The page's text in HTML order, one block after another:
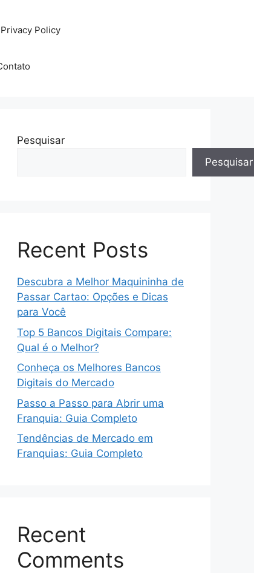
Privacy Policy
Pesquisar
Pesquisar
Recent Posts
Descubra a Melhor Maquininha de
Passar Cartao: Opções e Dicas
para Você
Top 5 Bancos Digitais Compare:
Qual é o Melhor?
Conheça os Melhores Bancos
Digitais do Mercado
Passo a Passo para Abrir uma
Franquia: Guia Completo
Tendências de Mercado em
Franquias: Guia Completo
Recent
Comments